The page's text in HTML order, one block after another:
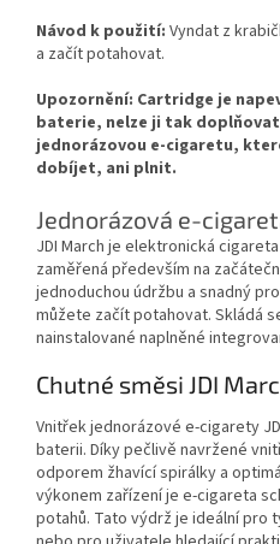
Návod k použití: Vyndat z
a začít potahovat.
Upozornění: Cartridge je
baterie, nelze ji tak
jednorázovou e-cigaretu,
dobíjet, ani plnit.
Jednorázová e-
JDI March je elektronická
zaměřená především na
jednoduchou údržbu a snadný
můžete začít potahovat. Skládá
nainstalované naplněné
Chutné směsi JDI
Vnitřek jednorázové e-cigarety
baterii. Díky pečlivě navržené
odporem žhavící spirálky a
výkonem zařízení je e-cigareta
potahů. Tato výdrž je ideální pro